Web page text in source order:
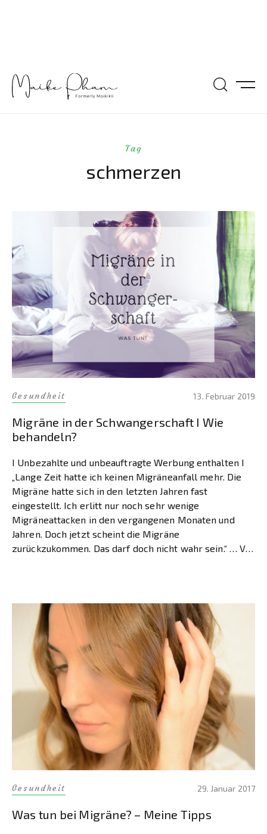
Tag
schmerzen
Gesundheit 13. Februar 2019
Migräne in der Schwangerschaft I Wie
behandeln?
I Unbezahlte und unbeauftragte Werbung enthalten I
„Lange Zeit hatte ich keinen Migräneanfall mehr. Die
Migräne hatte sich in den letzten Jahren fast
eingestellt. Ich erlitt nur noch sehr wenige
Migräneattacken in den vergangenen Monaten und
Jahren. Doch jetzt scheint die Migräne
zurückzukommen. Das darf doch nicht wahr sein.“ … Vor
Gesundheit 29. Januar 2017
Was tun bei Migräne? – Meine Tipps